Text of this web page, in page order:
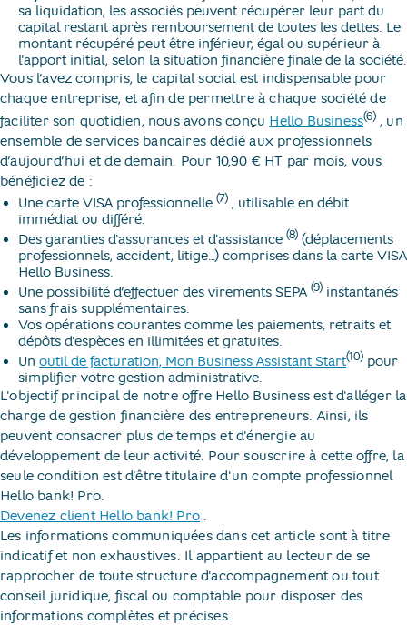
sa liquidation, les associés peuvent récupérer leur part du
capital restant après remboursement de toutes les dettes. Le
montant récupéré peut être inférieur, égal ou supérieur à
l'apport initial, selon la situation financière finale de la société.
Vous l’avez compris, le capital social est indispensable pour
chaque entreprise, et afin de permettre à chaque société de
faciliter son quotidien, nous avons conçu Hello Business(6)​, un
ensemble de services bancaires dédié aux professionnels
d’aujourd’hui et de demain. Pour 10,90 € HT par mois, vous
bénéficiez de :
Une carte VISA professionnelle (7) ​, utilisable en débit
immédiat ou différé.
Des garanties d'assurances et d'assistance (8) (déplacements
professionnels, accident, litige…) comprises dans la carte VISA
Hello Business.
Une possibilité d’effectuer des virements SEPA (9) instantanés
sans frais supplémentaires.
Vos opérations courantes comme les paiements, retraits et
dépôts d'espèces en illimitées et gratuites.
Un outil de facturation, Mon Business Assistant Start(10) pour
simplifier votre gestion administrative.
L'objectif principal de notre offre Hello Business est d'alléger la
charge de gestion financière des entrepreneurs. Ainsi, ils
peuvent consacrer plus de temps et d'énergie au
développement de leur activité. Pour souscrire à cette offre, la
seule condition est d’être titulaire d'un compte professionnel
Hello bank! Pro.
Devenez client Hello bank! Pro ​.
Les informations communiquées dans cet article sont à titre
indicatif et non exhaustives. Il appartient au lecteur de se
rapprocher de toute structure d'accompagnement ou tout
conseil juridique, fiscal ou comptable pour disposer des
informations complètes et précises.